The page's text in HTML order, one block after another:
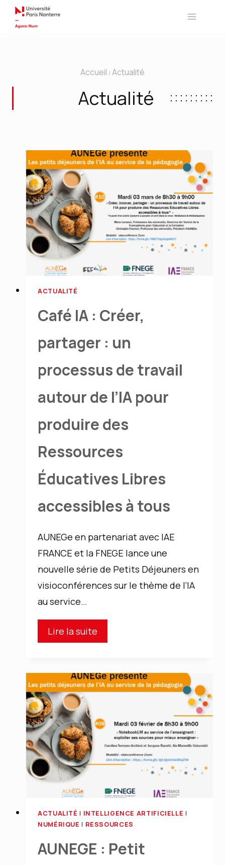
Aller
Accueil / Actualité
Actualité
ACTUALITÉ
Café IA : Créer,
partager : un
processus de travail
autour de l’IA pour
produire des
Ressources
Éducatives Libres
accessibles à tous
AUNEGe en partenariat avec IAE
FRANCE et la FNEGE lance une
nouvelle série de Petits Déjeuners en
visioconférences sur le thème de l’IA
au service…
Lire la suite
IA
Créer,
partager
un
processus
de
autour
l’IA
produire
ACTUALITÉ | INTELLIGENCE ARTIFICIELLE |
NUMÉRIQUE | RESSOURCES
AUNEGE : Petit